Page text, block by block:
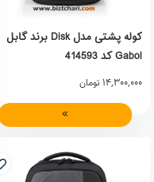
کوله پشتی مدل Disk برند گابل
Gabol کد 414593
14,300,000 تومان